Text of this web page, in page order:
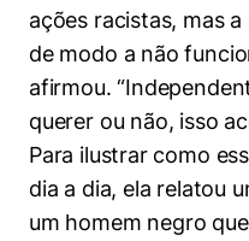
ações racistas, mas
de modo a não
afirmou.
querer ou não, isso
Para ilustrar como
dia a dia, ela relatou
um homem negro